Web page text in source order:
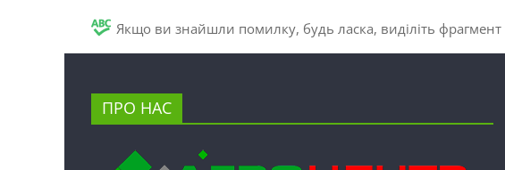
Якщо ви знайшли помилку, будь ласка, виділіть фрагмент
ПРО НАС